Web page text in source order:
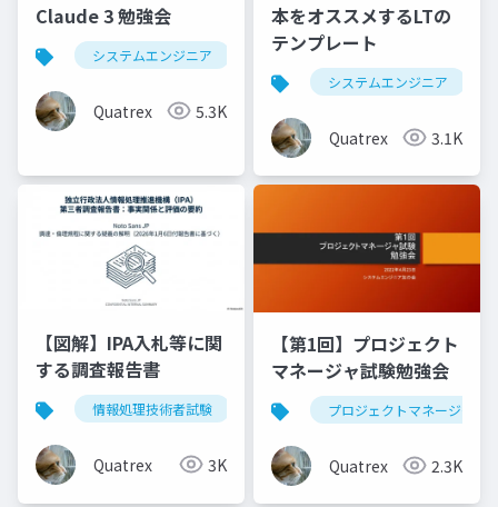
Claude 3 勉強会
システムエンジニア 生成ai claude
Quatrex 5.3K
本をオススメするLTの
テンプレート
システムエンジニア
Quatrex 3.1K
【図解】IPA入札等に関
する調査報告書
情報処理技術者試験 ipa 調査報告書
Quatrex 3K
【第1回】プロジェクト
マネージャ試験勉強会
プロジェクトマネージャ
Quatrex 2.3K